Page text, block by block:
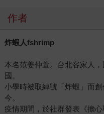
作者
炸蝦人fshrimp
本名范姜仲萱。台北客家人
國。
小學時被取綽號「炸蝦」而
今。
疫情期間，於社群發表《擔